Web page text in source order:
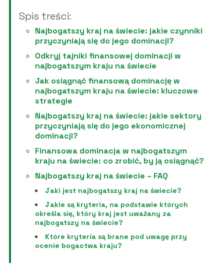
Spis treści:
Najbogatszy kraj na świecie: jakie czynniki
przyczyniają się do jego dominacji?
Odkryj tajniki finansowej dominacji w
najbogatszym kraju na świecie
Jak osiągnąć finansową dominację w
najbogatszym kraju na świecie: kluczowe
strategie
Najbogatszy kraj na świecie: jakie sektory
przyczyniają się do jego ekonomicznej
dominacji?
Finansowa dominacja w najbogatszym
kraju na świecie: co zrobić, by ją osiągnąć?
Najbogatszy kraj na świecie – FAQ
Jaki jest najbogatszy kraj na świecie?
Jakie są kryteria, na podstawie których
określa się, który kraj jest uważany za
najbogatszy na świecie?
Które kryteria są brane pod uwagę przy
ocenie bogactwa kraju?